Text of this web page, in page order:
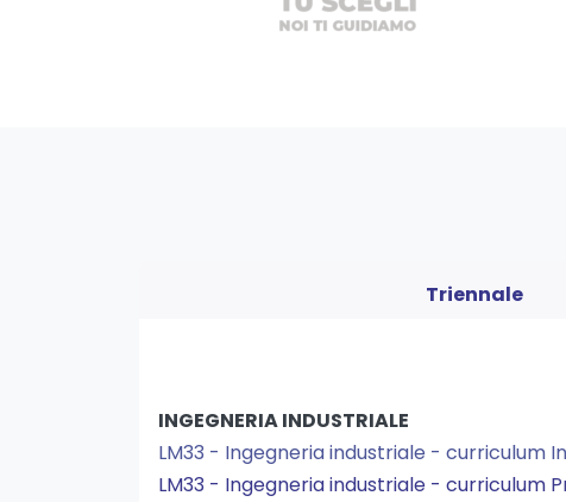
Triennale
INGEGNERIA INDUSTRIALE
LM33 - Ingegneria industriale - curriculum
LM33 - Ingegneria industriale - curriculum